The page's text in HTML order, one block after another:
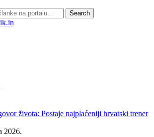
Search
života: Postaje najplaćeniji hrvatski trener
2026.